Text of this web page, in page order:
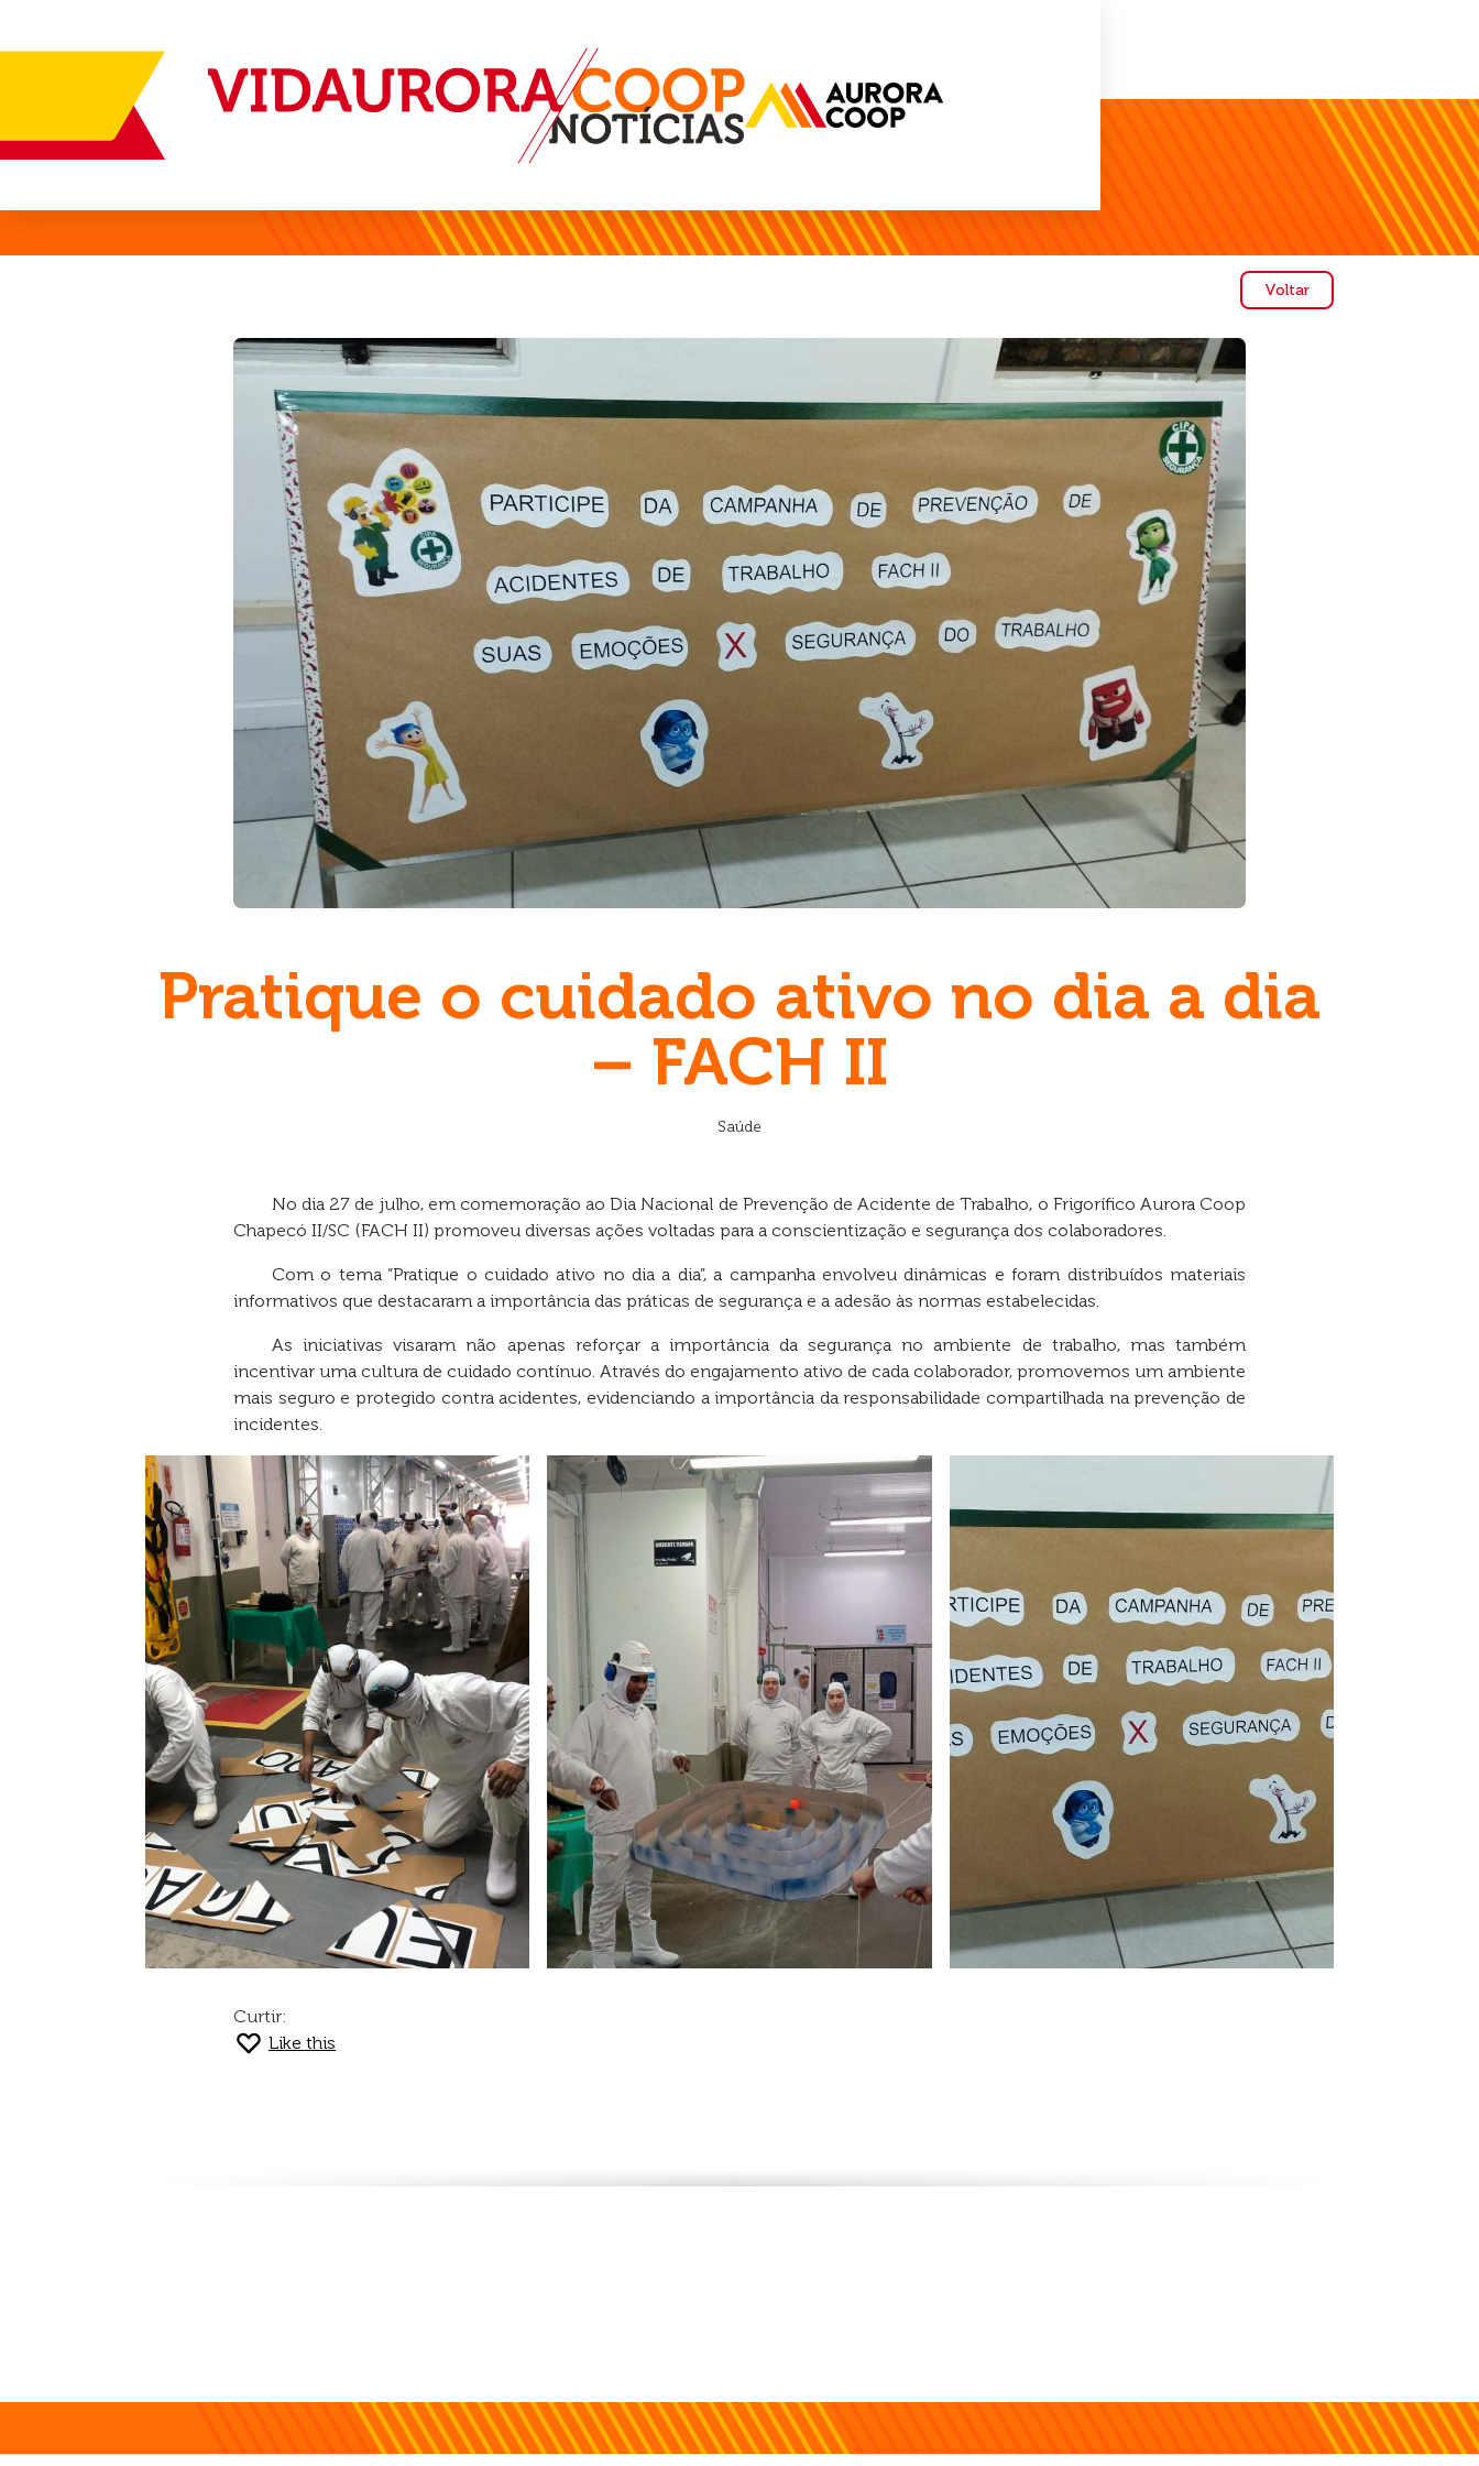
Voltar
Pratique o cuidado ativo no dia a dia
– FACH II
Saúde
No dia 27 de julho, em comemoração ao Dia Nacional de Prevenção de Acidente de Trabalho, o Frigorífico Aurora Coop
Chapecó II/SC (FACH II) promoveu diversas ações voltadas para a conscientização e segurança dos colaboradores.
Com o tema “Pratique o cuidado ativo no dia a dia”, a campanha envolveu dinâmicas e foram distribuídos materiais
informativos que destacaram a importância das práticas de segurança e a adesão às normas estabelecidas.
As iniciativas visaram não apenas reforçar a importância da segurança no ambiente de trabalho, mas também
incentivar uma cultura de cuidado contínuo. Através do engajamento ativo de cada colaborador, promovemos um ambiente
mais seguro e protegido contra acidentes, evidenciando a importância da responsabilidade compartilhada na prevenção de
incidentes.
Curtir:
Like this